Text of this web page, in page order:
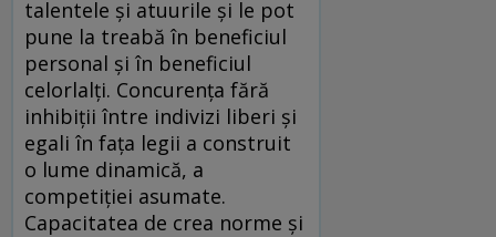
talentele şi atuurile şi le pot
pune la treabă în beneficiul
personal şi în beneficiul
celorlalţi. Concurenţa fără
inhibiţii între indivizi liberi şi
egali în faţa legii a construit
o lume dinamică, a
competiţiei asumate.
Capacitatea de crea norme şi